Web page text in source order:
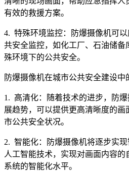
有效的救援方案。
4. 特殊环境监控：防爆摄像机可
共安全监控，如化工厂、石油储
殊环境下的公共安全。
防爆摄像机在城市公共安全建设中
1. 高清化：随着技术的进步，防
展趋势，可以提供更高清晰度的
市公共安全状况。
2. 智能化：防爆摄像机将逐步实
人工智能技术，实现对画面内容
系统的智能化水平。